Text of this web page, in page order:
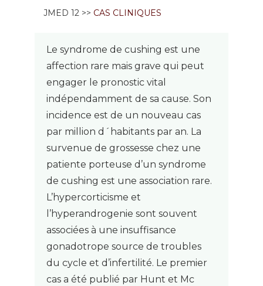
JMED 12 >> CAS CLINIQUES
Le syndrome de cushing est une
affection rare mais grave qui peut
engager le pronostic vital
indépendamment de sa cause. Son
incidence est de un nouveau cas
par million d´habitants par an. La
survenue de grossesse chez une
patiente porteuse d’un syndrome
de cushing est une association rare.
L’hypercorticisme et
l’hyperandrogenie sont souvent
associées à une insuffisance
gonadotrope source de troubles
du cycle et d’infertilité. Le premier
cas a été publié par Hunt et Mc